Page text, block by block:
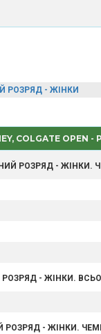
РОЗРЯД - ЖІНКИ
COLGATE OPEN
РОЗРЯД - ЖІНКИ.
- ЖІНКИ.
РОЗРЯД - ЖІНКИ.